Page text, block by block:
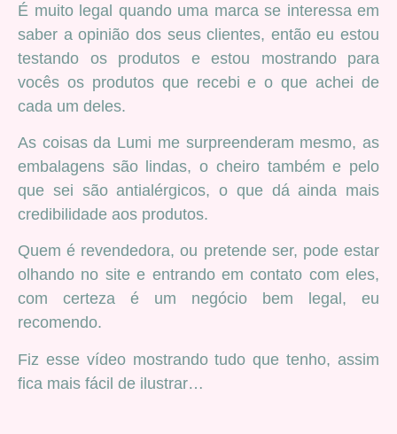
É muito legal quando uma marca se interessa em
saber a opinião dos seus clientes, então eu estou
testando os produtos e estou mostrando para
vocês os produtos que recebi e o que achei de
cada um deles.
As coisas da Lumi me surpreenderam mesmo, as
embalagens são lindas, o cheiro também e pelo
que sei são antialérgicos, o que dá ainda mais
credibilidade aos produtos.
Quem é revendedora, ou pretende ser, pode estar
olhando no site e entrando em contato com eles,
com certeza é um negócio bem legal, eu
recomendo.
Fiz esse vídeo mostrando tudo que tenho, assim
fica mais fácil de ilustrar…